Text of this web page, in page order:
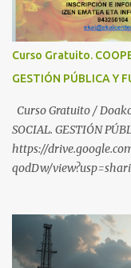
ezagutzen dituzu?
manipulazioetatik
partekatu nahi
https://whatsapp.com/
SÍGUENOS EN
sub_confirmation=1
Curso Gratuito.
GESTIÓN PÚBLICA Y
Curso Gratuito /
SOCIAL. GESTIÓN
https://
qodDw/